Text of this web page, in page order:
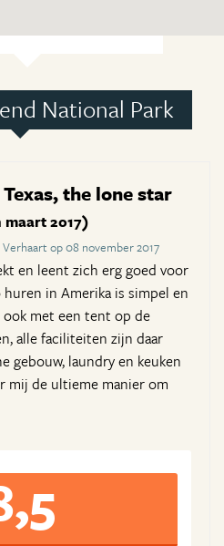
National Park
the lone star
2017)
op 08 november 2017
en leent zich erg goed voor
huren in Amerika is simpel en
met een tent op de
alle faciliteiten zijn daar
gebouw, laundry en keuken
mij de ultieme manier om